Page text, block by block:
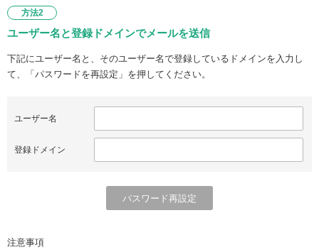
方法2
ユーザー名と登録ドメインでメールを送信
下記にユーザー名と、そのユーザー名で登録しているドメインを入力し
て、「パスワードを再設定」を押してください。
ユーザー名
登録ドメイン
注意事項